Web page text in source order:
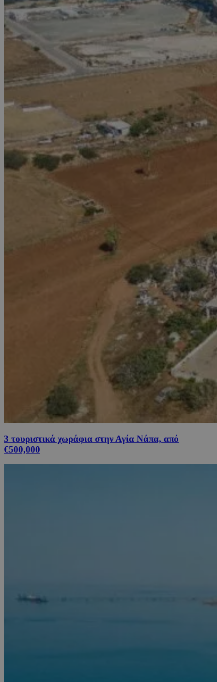
3 τουριστικά χωράφια στην Αγία Νάπα, από
€500,000